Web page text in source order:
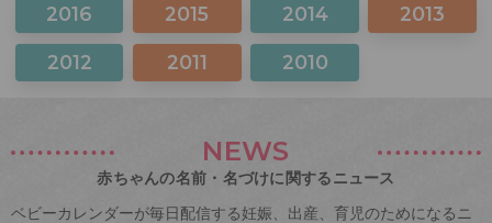
2016 2015 2014 2013
2012 2011 2010
NEWS
赤ちゃんの名前・名づけに関するニュース
ベビーカレンダーが毎日配信する妊娠、出産、育児のためになるニ